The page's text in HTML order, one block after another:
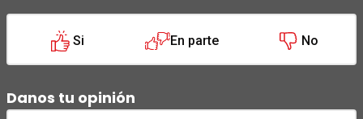
Si En parte No
Danos tu opinión